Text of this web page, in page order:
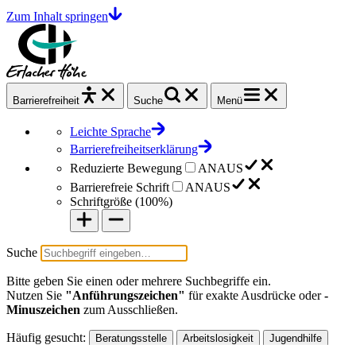
Zum Inhalt springen
Barrierefrei heit Suche Menü
Leichte Sprache
Barrierefreiheitserklärung
Reduzierte Bewegung
ANAUS
Barrierefreie Schrift
ANAUS
Schriftgröße (100%)
Suche
Bitte geben Sie einen oder mehrere Suchbegriffe ein.
Nutzen Sie "Anführungszeichen" für exakte Ausdrücke oder-
Minuszeichen zum Ausschließen.
Häufig gesucht: Beratungsstelle Arbeitslosigkeit
Jugendhilfe